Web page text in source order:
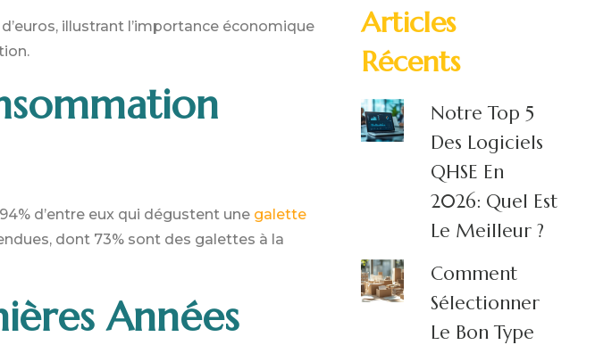
illustrant l’importance économique
d’entre eux qui dégustent une galette
dont 73% sont des galettes à la
Années
Articles
Récents
Notre Top 5
Des Logiciels
QHSE En
2026: Quel Est
Le Meilleur ?
Comment
Sélectionner
Le Bon Type